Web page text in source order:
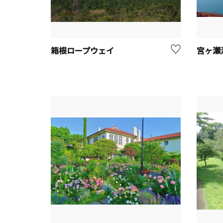
箱根ロープウェイ 宮ヶ瀬